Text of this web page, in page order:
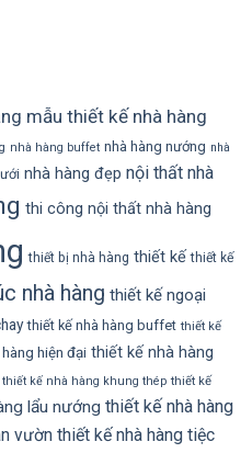
mẫu thiết kế nhà hàng
nhà hàng buffet nhà hàng nướng nhà
nhà hàng đẹp nội thất nhà
thi công nội thất nhà hàng
thiết bị nhà hàng thiết kế thiết kế
nhà hàng thiết kế ngoại
thiết kế nhà hàng buffet thiết kế
hiện đại thiết kế nhà hàng
thiết kế nhà hàng khung thép thiết kế
lẩu nướng thiết kế nhà hàng
vườn thiết kế nhà hàng tiệc